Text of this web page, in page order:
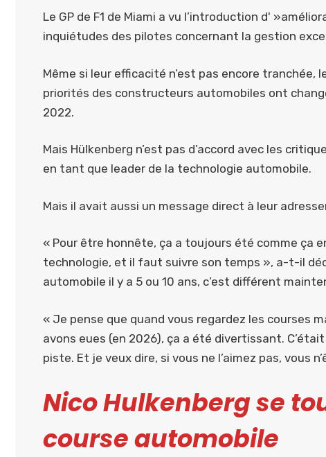
Le GP de F1 de Miami a vu l’introduction d'
inquiétudes des pilotes concernant la gestion
Même si leur efficacité n’est pas encore tranchée,
priorités des constructeurs automobiles ont
2022.
Mais Hülkenberg n’est pas d’accord avec les
en tant que leader de la technologie automobile.
Mais il avait aussi un message direct à leur
« Pour être honnête, ça a toujours été comme ça
technologie, et il faut suivre son temps », a-t-il
automobile il y a 5 ou 10 ans, c’est différent
« Je pense que quand vous regardez les courses
avons eues (en 2026), ça a été divertissant.
piste. Et je veux dire, si vous ne l’aimez pas, vous
Nico Hulkenberg se
course automobile